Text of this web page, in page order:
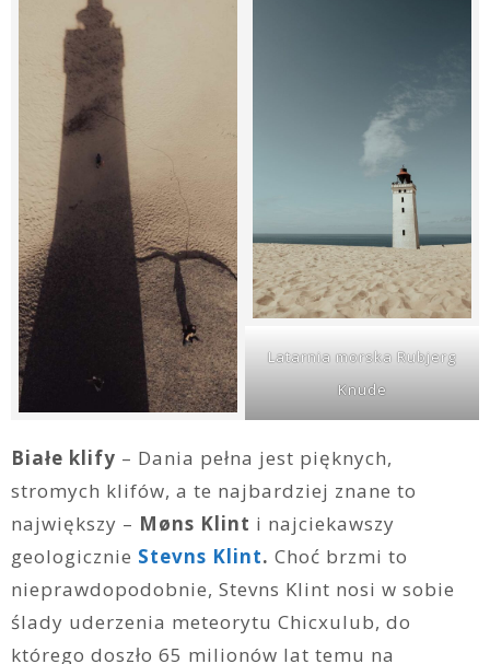
Latarnia morska Rubjerg
Knude
Białe klify – Dania pełna jest pięknych,
stromych klifów, a te najbardziej znane to
największy – Møns Klint i najciekawszy
geologicznie Stevns Klint. Choć brzmi to
nieprawdopodobnie, Stevns Klint nosi w sobie
ślady uderzenia meteorytu Chicxulub, do
którego doszło 65 milionów lat temu na